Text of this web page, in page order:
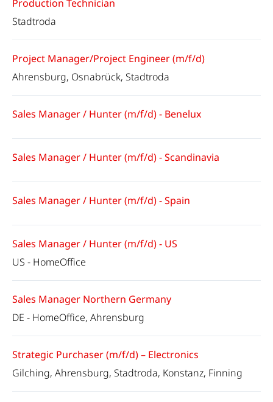
Production Technician
Stadtroda
Project Manager/Project Engineer (m/f/d)
Ahrensburg, Osnabrück, Stadtroda
Sales Manager / Hunter (m/f/d) - Benelux
Sales Manager / Hunter (m/f/d) - Scandinavia
Sales Manager / Hunter (m/f/d) - Spain
Sales Manager / Hunter (m/f/d) - US
US - HomeOffice
Sales Manager Northern Germany
DE - HomeOffice, Ahrensburg
Strategic Purchaser (m/f/d) – Electronics
Gilching, Ahrensburg, Stadtroda, Konstanz, Finning